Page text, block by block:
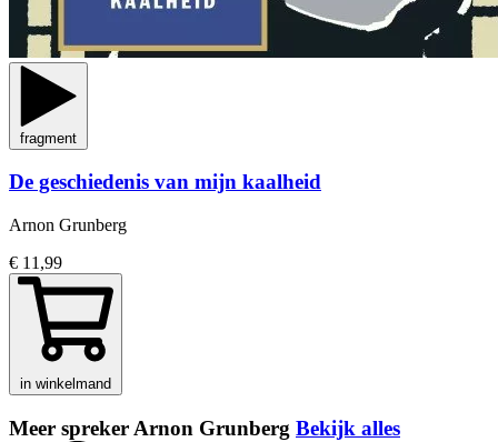
fragment
De geschiedenis van mijn kaalheid
Arnon Grunberg
€ 11,99
in winkelmand
Meer spreker Arnon Grunberg Bekijk alles